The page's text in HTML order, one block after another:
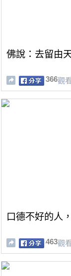
佛說：去留由
366觀
口德不好的人
463觀